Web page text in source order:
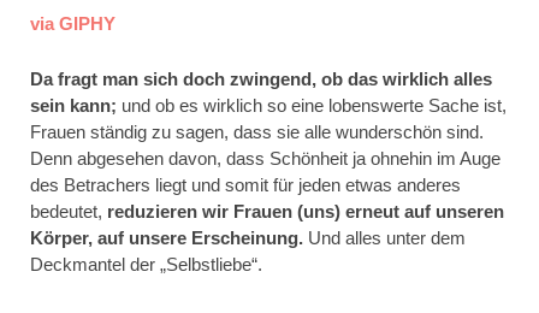
via GIPHY
Da fragt man sich doch zwingend, ob das wirklich alles
sein kann; und ob es wirklich so eine lobenswerte Sache ist,
Frauen ständig zu sagen, dass sie alle wunderschön sind.
Denn abgesehen davon, dass Schönheit ja ohnehin im Auge
des Betrachers liegt und somit für jeden etwas anderes
bedeutet, reduzieren wir Frauen (uns) erneut auf unseren
Körper, auf unsere Erscheinung. Und alles unter dem
Deckmantel der „Selbstliebe“.